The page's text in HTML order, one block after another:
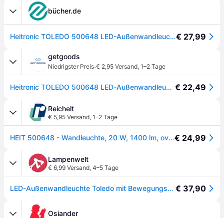
bücher.de
Heitronic TOLEDO 500648 LED-Außenwandleuchte mit Bewegungsmelder LED fest eingebaut 20 W LED Schwarz€ 27,99
getgoods
Niedrigster Preis·€ 2,95 Versand, 1–2 Tage
Heitronic TOLEDO 500648 LED-Außenwandleuchte mit Bewegungsmelder LED fest eingebaut 20 W LED Schwar € 22,49
Reichelt
€ 5,95 Versand, 1–2 Tage
HEIT 500648 - Wandleuchte, 20 W, 1400 lm, oval, mit IR- Bewegungssensor€ 24,99
Lampenwelt
€ 6,99 Versand, 4–5 Tage
LED-Außenwandleuchte Toledo mit Bewegungsmelder - schwarz, weiß € 37,90
Osiander